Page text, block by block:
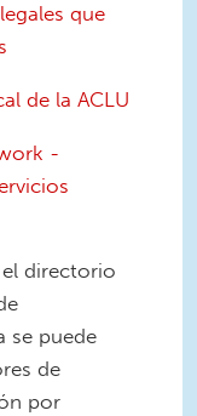
que
de la ACLU
-
directorio
se puede
de
por